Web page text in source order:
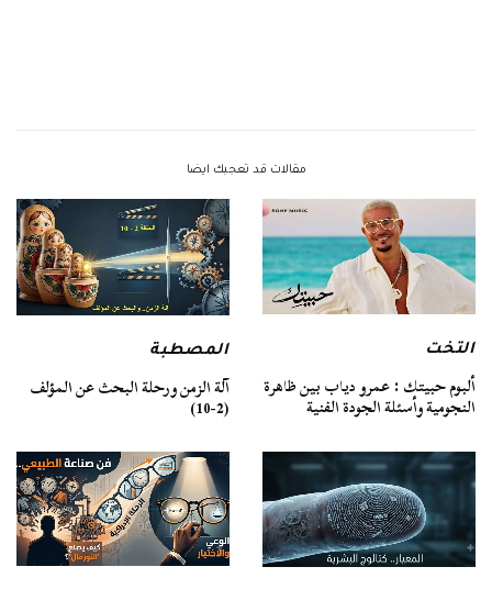
مقالات قد تعجبك ايضا
التخت
ألبوم حبيتك : عمرو دياب بين ظاهرة
النجومية وأسئلة الجودة الفنية
المصطبة
آلة الزمن ورحلة البحث عن المؤلف
(2-10)